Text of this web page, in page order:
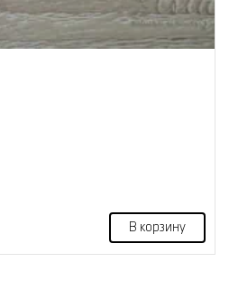
В корзину